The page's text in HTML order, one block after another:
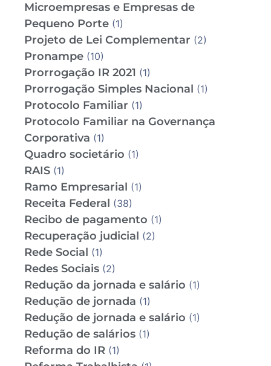
Microempresas e Empresas de
Pequeno Porte (1)
Projeto de Lei Complementar (2)
Pronampe (10)
Prorrogação IR 2021 (1)
Prorrogação Simples Nacional (1)
Protocolo Familiar (1)
Protocolo Familiar na Governança
Corporativa (1)
Quadro societário (1)
RAIS (1)
Ramo Empresarial (1)
Receita Federal (38)
Recibo de pagamento (1)
Recuperação judicial (2)
Rede Social (1)
Redes Sociais (2)
Redução da jornada e salário (1)
Redução de jornada (1)
Redução de jornada e salário (1)
Redução de salários (1)
Reforma do IR (1)